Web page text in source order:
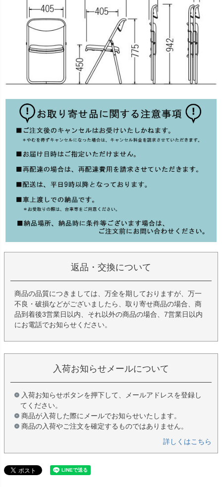
返品・交換について
商品の品質につきましては、万全を期しておりますが、万一
不良・破損などがございましたら、取り寄せ商品の場合、商
品到着後3営業日以内、それ以外の商品の場合、7営業日以内
にお電話でお知らせください。
入荷お知らせメールについて
入荷お知らせボタンを押下して、メールアドレスを登録し
てください。
商品が入荷した際にメールでお知らせいたします。
商品の入荷やご注文を確定するものではありません。
詳しくはこちら